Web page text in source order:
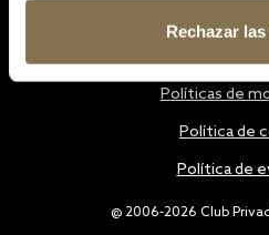
Rechazar
@ 2006-2026 Club
Políticas de
Política de
Política de